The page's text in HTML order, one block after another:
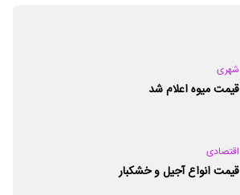
شهری
قیمت میوه اعلام شد
اقتصادی
قیمت انواع آجیل و خشکبار